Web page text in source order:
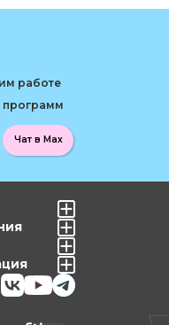
работе
программ
Чат в Max